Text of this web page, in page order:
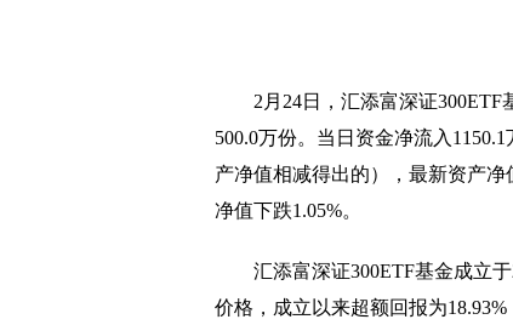
2月24日，汇添富深证300ETF
500.0万份。当日资金净流入
产净值相减得出的），最新资产净
净值下跌1.05%。
汇添富深证300ETF基金成立
价格，成立以来超额回报为